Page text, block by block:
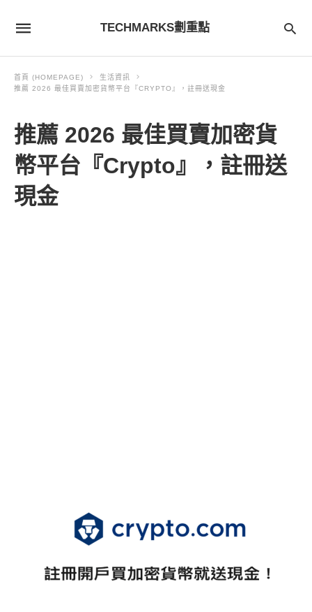
TECHMARKS劃重點
首頁 (HOMEPAGE)
生活資訊
推薦 2026 最佳買賣加密貨幣平台『CRYPTO』，註冊送現金
推薦 2026 最佳買賣加密貨
幣平台『Crypto』，註冊送
現金